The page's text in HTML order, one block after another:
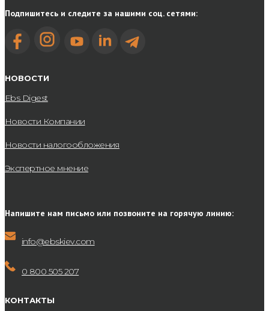
Подпишитесь и следите за нашими соц. сетями:
НОВОСТИ
Ebs Digest
Новости Компании
Новости налогообложения
Экспертное мнение
Напишите нам письмо или позвоните на горячую линию:
info@ebskiev.com
0 800 505 207
КОНТАКТЫ